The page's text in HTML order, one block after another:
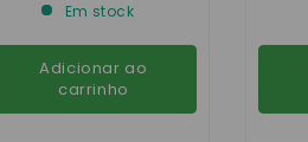
Em stock
Adicionar ao
carrinho